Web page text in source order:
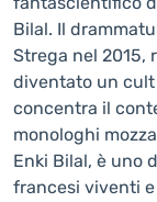
Bilal. Il
Strega nel 2015,
diventato un
concentra il
monologhi
Enki Bilal, è uno
francesi viventi